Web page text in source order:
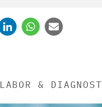
LABOR &